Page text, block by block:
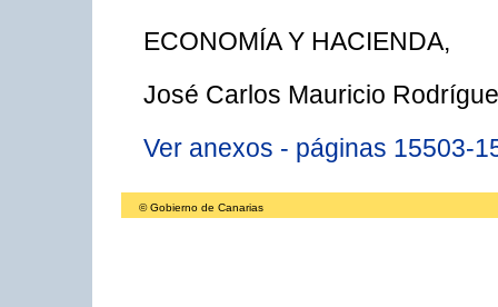
ECONOMÍA Y HACIENDA,
José Carlos Mauricio
Ver anexos - páginas 15503-
© Gobierno de Canarias